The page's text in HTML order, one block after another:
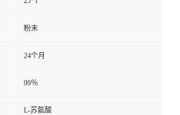
粉末
24个月
99％
L-苏氨酸